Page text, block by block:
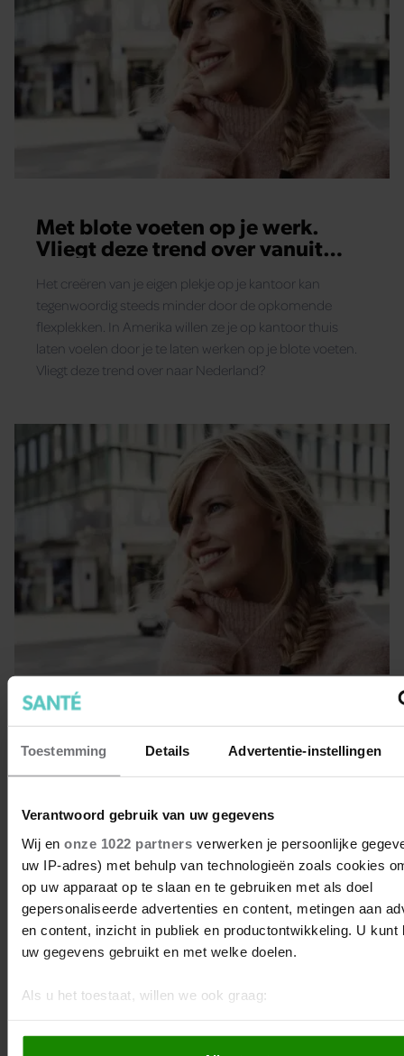
Toestemming Details Advertentie-instellingen
Verantwoord gebruik van uw gegevens
Wij en onze 1022 partnersverwerken je persoonlijke
uw IP-adres) met behulp van technologieën zoals cookies
op uw apparaat op te slaan en te gebruiken met als doel
gepersonaliseerde advertenties en content, metingen aan
en content, inzicht in publiek en productontwikkeling. U kunt
uw gegevens gebruikt en met welke doelen.
Als u het toestaat, willen we ook graag:
paar meter nauwkeurig kan zijn
Met blote voeten op je werk.
Vliegt deze trend over vanuit
Het creëren van je eigen plekje op je kantoor kan
tegenwoordig steeds minder door de opkomende
flexplekken. In Amerika willen ze je op kantoor thuis
laten voelen door je te laten werken op je blote voeten.
Vliegt deze trend over naar Nederland?
Zo creëer je een schone lucht in
huis
Heb je vaak hoofdpijn, astma of slaap je slecht?
flink op met deze simpele tips.